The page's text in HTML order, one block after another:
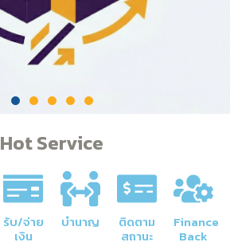
Hot Service
รับ/จ่าย
เงิน
บำนาญ ติดตาม
สถานะ
Finance
Back